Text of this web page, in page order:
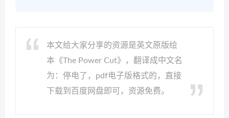
本文给大家分享的资源是英文原版绘
本《The Power Cut》，翻译成中文名
为：停电了，pdf电子版格式的，直接
下载到百度网盘即可，资源免费。